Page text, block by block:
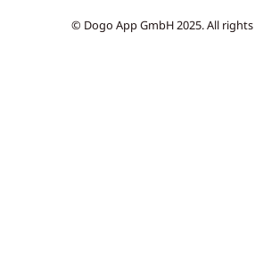
© Dogo App GmbH 2025. All